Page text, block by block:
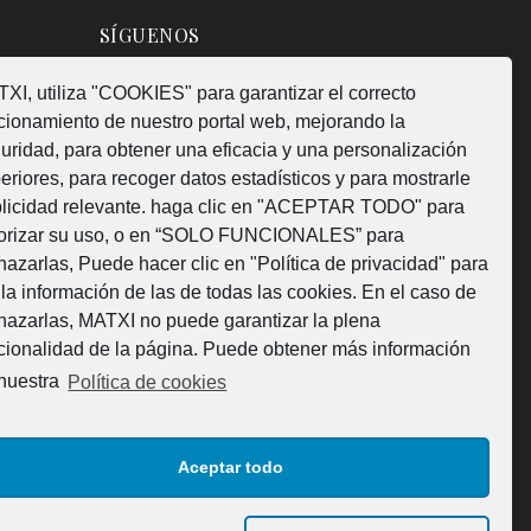
utiliza "COOKIES" para garantizar el correcto
de nuestro portal web, mejorando la
para obtener una eficacia y una personalización
para recoger datos estadísticos y para mostrarle
relevante. haga clic en "ACEPTAR TODO" para
su uso, o en “SOLO FUNCIONALES” para
Puede hacer clic en "Política de privacidad" para
información de las de todas las cookies. En el caso de
MATXI no puede garantizar la plena
de la página. Puede obtener más información
Política de cookies
Aceptar todo
SÍGUENOS
¿Como fabricamos?
Web subvencionada por la Diputación Foral de
Bizkaia